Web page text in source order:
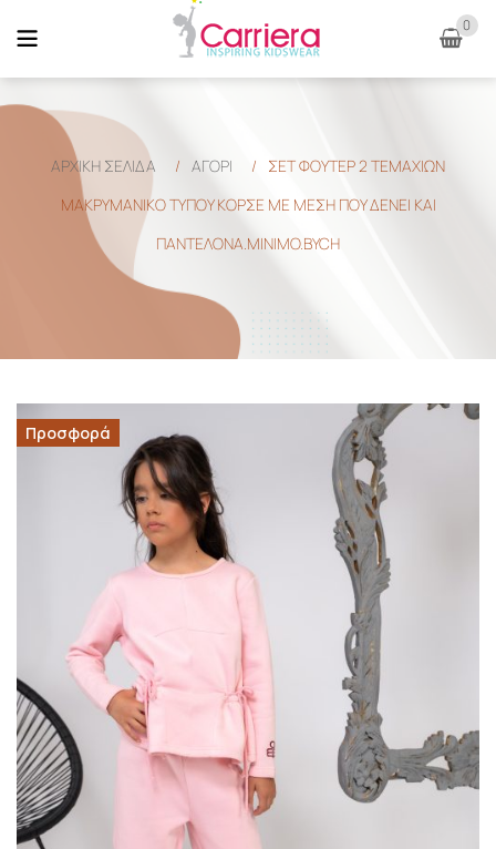
0
ΑΡΧΙΚΉ ΣΕΛΊΔΑ / ΑΓΟΡΙ /
ΣΕΤ ΦΟΎΤΕΡ 2 ΤΕΜΑΧΊΩΝ
ΜΑΚΡΥΜΆΝΙΚΟ ΤΥΠΟΥ ΚΟΡΣΕ ΜΕ ΜΈΣΗ ΠΟΥ ΔΈΝΕΙ ΚΑΙ
ΠΑΝΤΕΛΟΝΑ.MINIMO.BYCH
Προσφορά